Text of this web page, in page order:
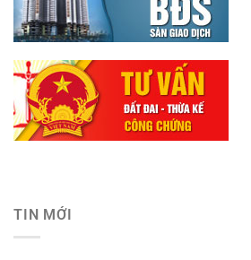
TIN MỚI